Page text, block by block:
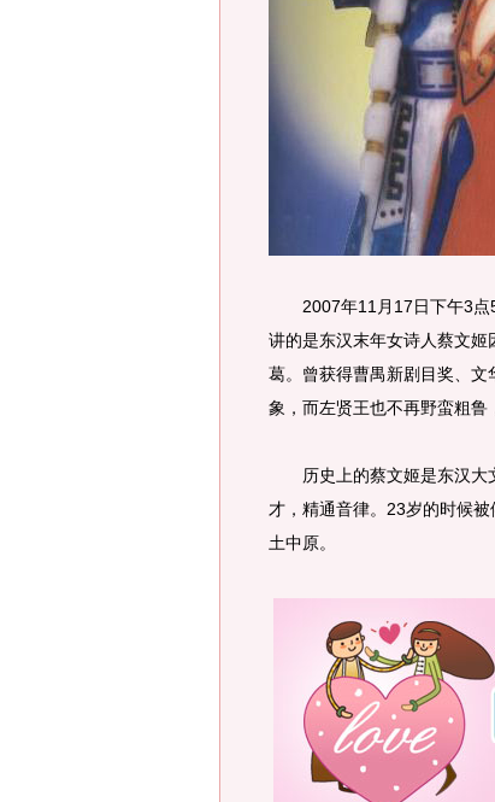
2007年11月17日下午3点
讲的是东汉末年女诗人蔡文
葛。曾获得曹禺新剧目奖、
象，而左贤王也不再野蛮粗鲁
历史上的蔡文姬是东汉大
才，精通音律。23岁的时候
土中原。